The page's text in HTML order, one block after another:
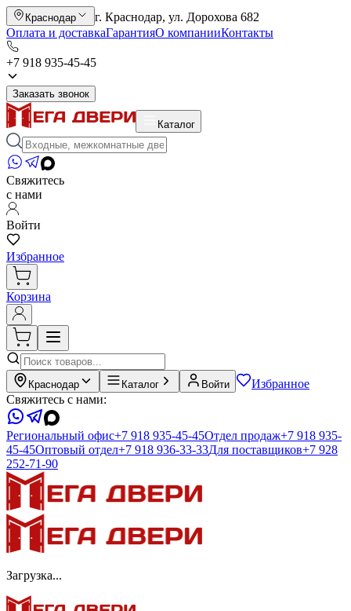
Краснодар
г. Краснодар, ул. Дорохова 682
Оплата и доставкаГарантияО компанииКонтакты
+7 918 935-45-45
Заказать звонок
Каталог
Свяжитесь
с нами
Войти
Избранное
Корзина
Краснодар Каталог Войти
Избранное
Свяжитесь с нами:
Региональный офис+7 918 935-45-45Отдел продаж+7 918 935-
45-45Оптовый отдел+7 918 936-33-33Для поставщиков+7 928
252-71-90
Загрузка...